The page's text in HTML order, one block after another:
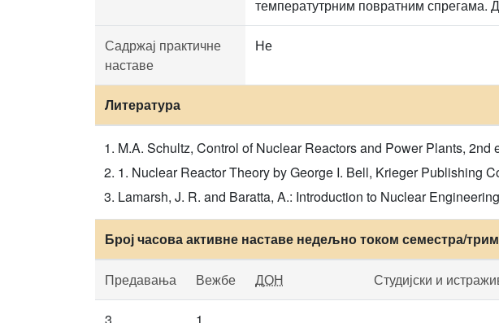
температутрним повратним спрегама.
Садржај практичне
наставе
Не
Литература
M.A. Schultz, Control of Nuclear Reactors and Power Plants, 2nd
1. Nuclear Reactor Theory by George I. Bell, Krieger Publishing
Lamarsh, J. R. and Baratta, A.: Introduction to Nuclear
Број часова активне наставе недељно током семестра/
Предавања Вежбе ДОН Студијски и